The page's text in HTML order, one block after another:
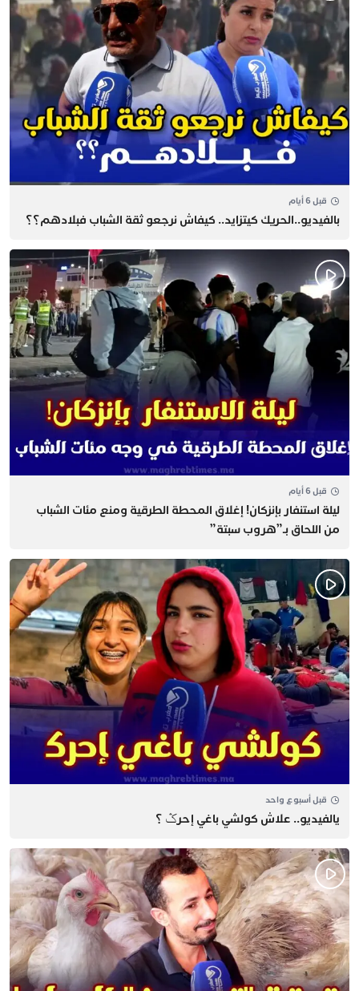
قبل 6 أيام
بالفيديو..الحريك كيتزايد.. كيفاش نرجعو ثقة الشباب فبلادهم؟؟
قبل 6 أيام
​ليلة استنفار بإنزكان! إغلاق المحطة الطرقية ومنع مئات الشباب
من اللحاق بـ”هروب سبتة”
قبل أسبوع واحد
يالفيديو.. علاش كولشي باغي إحرݣ ؟